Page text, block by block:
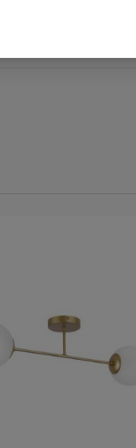
& assembly